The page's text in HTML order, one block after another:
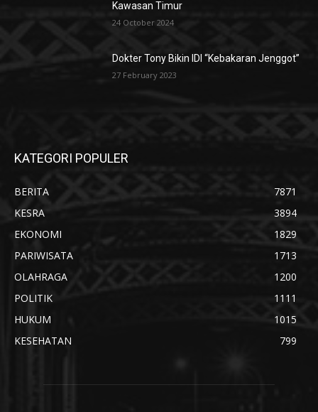
Kawasan Timur
24 October 2024
Dokter Tony Bikin IDI “Kebakaran Jenggot”
27 February 2023
KATEGORI POPULER
BERITA
7871
KESRA
3894
EKONOMI
1829
PARIWISATA
1713
OLAHRAGA
1200
POLITIK
1111
HUKUM
1015
KESEHATAN
799